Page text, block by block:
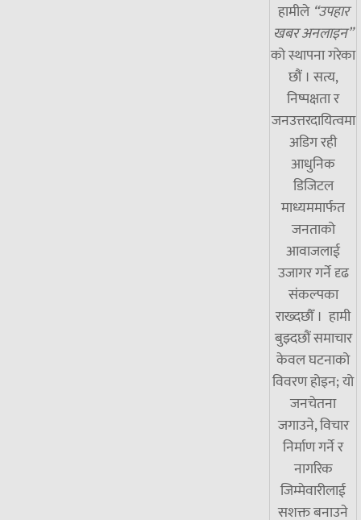
हामीले “उपहार
खबर अनलाइन”
को स्थापना गरेका
छौं । सत्य,
निष्पक्षता र
जनउत्तरदायित्वमा
अडिग रही
आधुनिक
डिजिटल
माध्यममार्फत
जनताको
आवाजलाई
उजागर गर्ने दृढ
संकल्पका
राख्दछौँ । हामी
बुझ्दछौं समाचार
केवल घटनाको
विवरण होइन; यो
जनचेतना
जगाउने, विचार
निर्माण गर्ने र
नागरिक
जिम्मेवारीलाई
सशक्त बनाउने